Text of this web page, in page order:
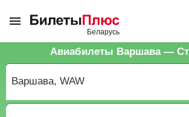
Авиабилеты Варшава —